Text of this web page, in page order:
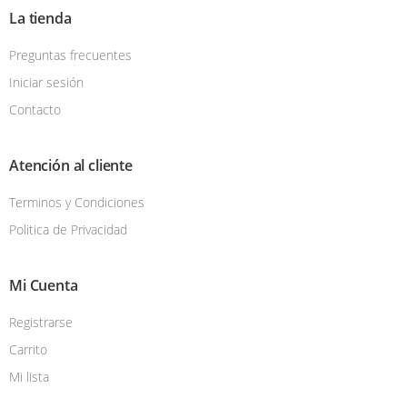
La tienda
Preguntas frecuentes
Iniciar sesión
Contacto
Atención al cliente
Terminos y Condiciones
Politica de Privacidad
Mi Cuenta
Registrarse
Carrito
Mi lista